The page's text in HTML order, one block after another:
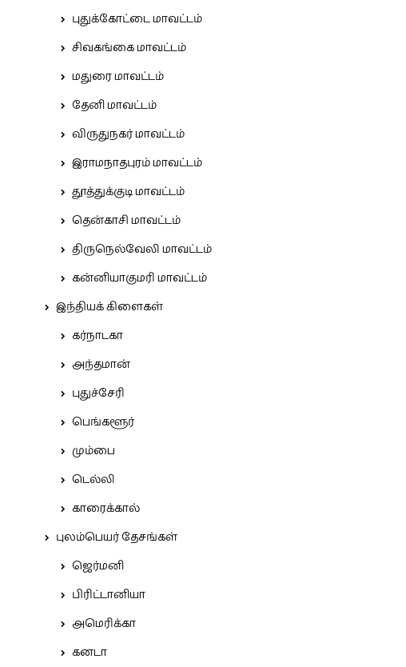
புதுக்கோட்டை மாவட்டம்
சிவகங்கை மாவட்டம்
மதுரை மாவட்டம்
தேனி மாவட்டம்
விருதுநகர் மாவட்டம்
இராமநாதபுரம் மாவட்டம்
தூத்துக்குடி மாவட்டம்
தென்காசி மாவட்டம்
திருநெல்வேலி மாவட்டம்
கன்னியாகுமரி மாவட்டம்
இந்தியக் கிளைகள்
கர்நாடகா
அந்தமான்
புதுச்சேரி
பெங்களூர்
மும்பை
டெல்லி
காரைக்கால்
புலம்பெயர் தேசங்கள்
ஜெர்மனி
பிரிட்டானியா
அமெரிக்கா
கனடா